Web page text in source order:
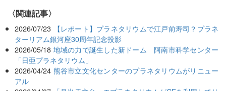
関連記事
2026/07/23
【レポート】プラネタリウムで江戸前寿司？プラネ
ターリアム銀河座30周年記念投影
2026/05/18 地域の力で誕生した新ドーム 阿南市科学センター
「日亜プラネタリウム」
2026/04/24 熊谷市立文化センターのプラネタリウムがリニュー
アル